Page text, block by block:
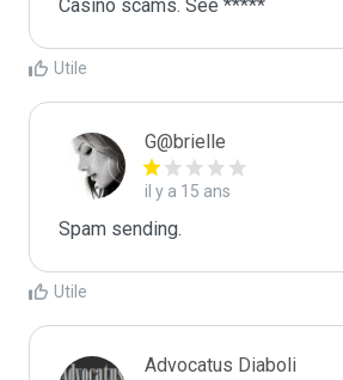
Casino scams. See *****
Utile
G@brielle
il y a 15 ans
Spam sending.
Utile
Advocatus Diaboli